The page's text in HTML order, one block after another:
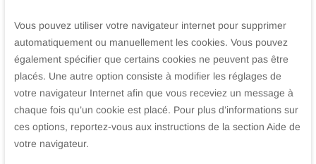
Vous pouvez utiliser votre navigateur internet pour supprimer
automatiquement ou manuellement les cookies. Vous pouvez
également spécifier que certains cookies ne peuvent pas être
placés. Une autre option consiste à modifier les réglages de
votre navigateur Internet afin que vous receviez un message à
chaque fois qu’un cookie est placé. Pour plus d’informations sur
ces options, reportez-vous aux instructions de la section Aide de
votre navigateur.